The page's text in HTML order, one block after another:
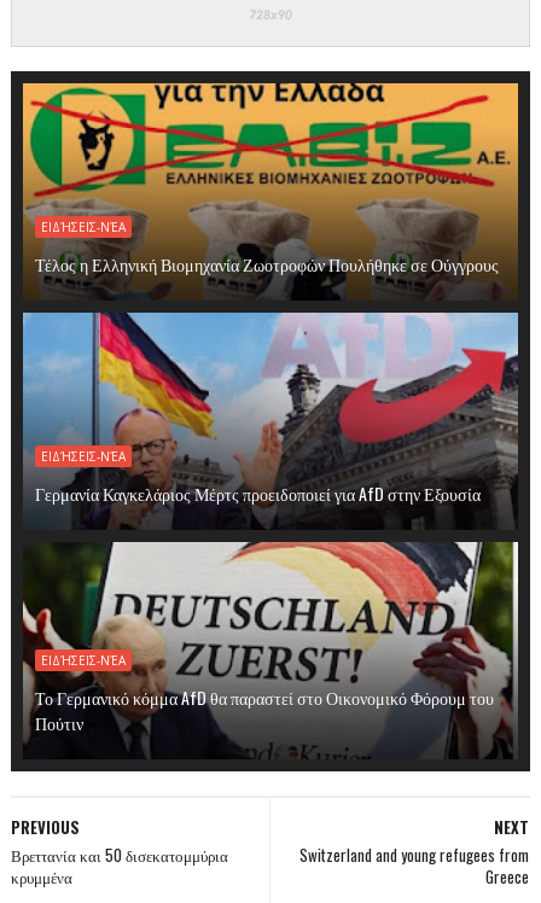
ΕΙΔΉΣΕΙΣ-ΝΈΑ
Τέλος η Ελληνική Βιομηχανία Ζωοτροφών Πουλήθηκε σε Ούγγρους
ΕΙΔΉΣΕΙΣ-ΝΈΑ
Γερμανία Καγκελάριος Μέρτς προειδοποιεί για AfD στην Εξουσία
ΕΙΔΉΣΕΙΣ-ΝΈΑ
Το Γερμανικό κόμμα AfD θα παραστεί στο Οικονομικό Φόρουμ του
Πούτιν
NEXT
Switzerland and young refugees from
Greece
PREVIOUS
Βρεττανία και 50 δισεκατομμύρια
κρυμμένα